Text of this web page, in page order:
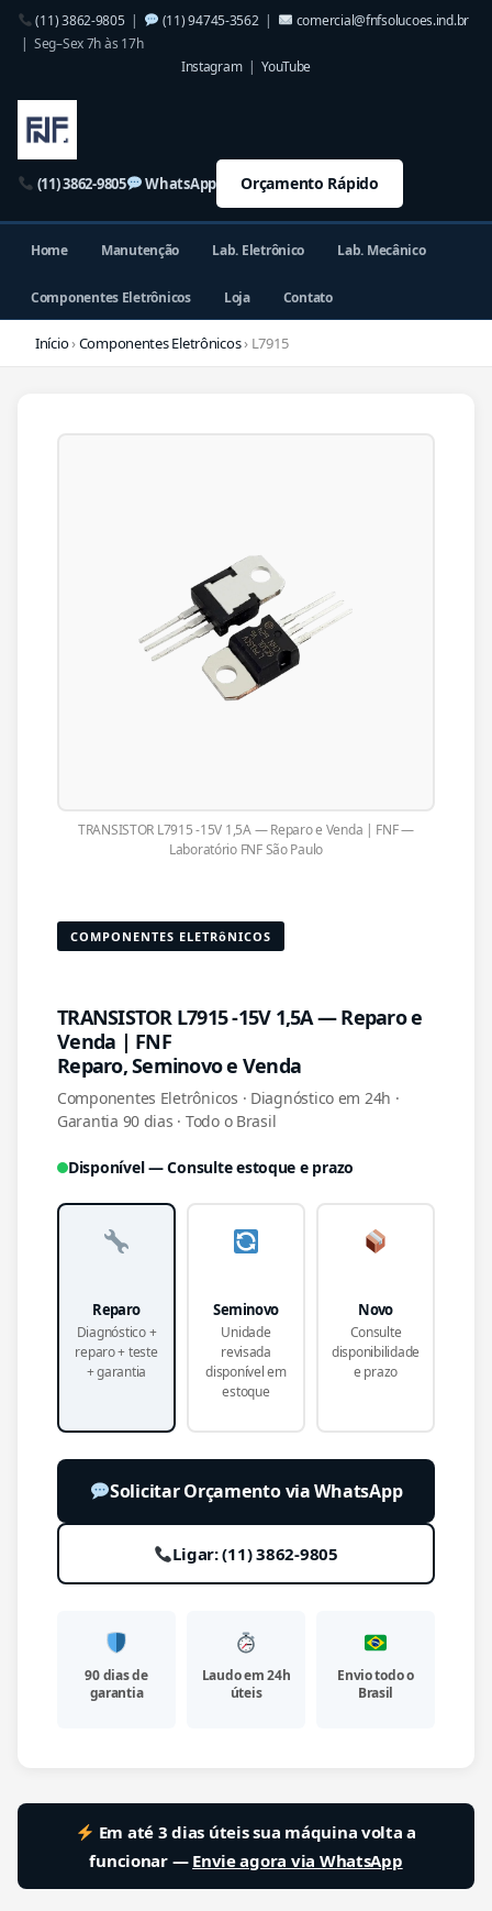
(11) 3862-9805| (11) 94745-3562|
comercial@fnfsolucoes.ind.br
| Seg–Sex 7h às 17h
Instagram|YouTube
(11) 3862-9805 WhatsApp Orçamento Rápido
Home Manutenção Lab. Eletrônico Lab. Mecânico
Componentes Eletrônicos Loja Contato
Início›Componentes Eletrônicos› L7915
TRANSISTOR L7915 -15V 1,5A — Reparo e Venda | FNF —
Laboratório FNF São Paulo
COMPONENTES ELETRôNICOS
TRANSISTOR L7915 -15V 1,5A — Reparo e
Venda | FNF
Reparo, Seminovo e Venda
Componentes Eletrônicos · Diagnóstico em 24h ·
Garantia 90 dias · Todo o Brasil
Disponível — Consulte estoque e prazo
Reparo
Diagnóstico +
reparo + teste
+ garantia
Seminovo
Unidade
revisada
disponível em
estoque
Novo
Consulte
disponibilidade
e prazo
Solicitar Orçamento via WhatsApp
Ligar: (11) 3862-9805
90 dias de
garantia
Laudo em 24h
úteis
Envio todo o
Brasil
Em até 3 dias úteis sua máquina volta a
funcionar — Envie agora via WhatsApp